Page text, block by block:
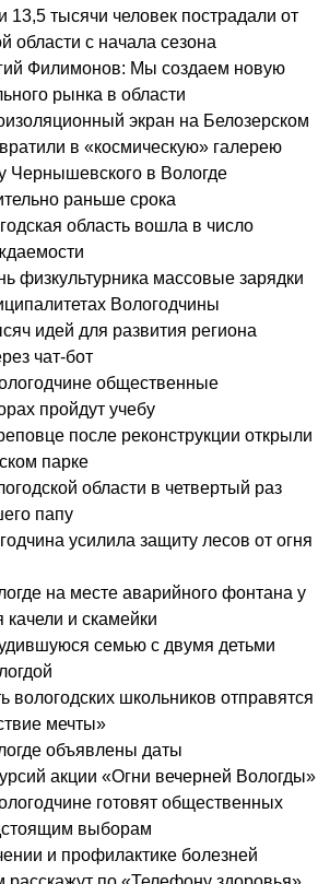
13,5 тысячи человек пострадали от
области с начала сезона
Филимонов: Мы создаем новую
рынка в области
экран на Белозерском
в «космическую» галерею
Чернышевского в Вологде
раньше срока
область вошла в число
физкультурника массовые зарядки
Вологодчины
идей для развития региона
чат-бот
общественные
пройдут учебу
после реконструкции открыли
парке
области в четвертый раз
папу
усилила защиту лесов от огня
на месте аварийного фонтана у
качели и скамейки
семью с двумя детьми
вологодских школьников отправятся
мечты»
объявлены даты
акции «Огни вечерней Вологды»
готовят общественных
выборам
и профилактике болезней